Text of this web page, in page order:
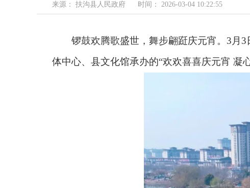
来源： 扶沟县人民政府 时间： 2026-03-04 10:22:55
锣鼓欢腾歌盛世，舞步翩跹庆元宵。3月3
体中心、县文化馆承办的“欢欢喜喜庆元宵 凝